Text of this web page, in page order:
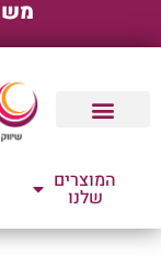
המוצרים
שלנו